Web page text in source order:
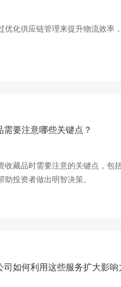
化供应链管理来提升物流效率
要注意哪些关键点？
藏品时需要注意的关键点，包
投资者做出明智决策。
如何利用这些服务扩大影响